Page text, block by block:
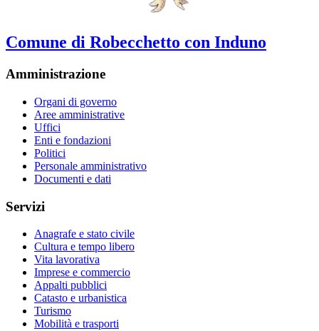
Comune di Robecchetto con Induno
Amministrazione
Organi di governo
Aree amministrative
Uffici
Enti e fondazioni
Politici
Personale amministrativo
Documenti e dati
Servizi
Anagrafe e stato civile
Cultura e tempo libero
Vita lavorativa
Imprese e commercio
Appalti pubblici
Catasto e urbanistica
Turismo
Mobilità e trasporti